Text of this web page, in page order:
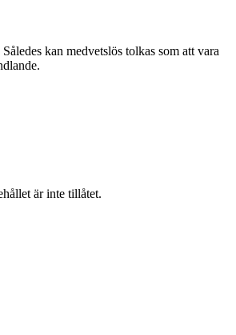
kan medvetslös tolkas som att vara
är inte tillåtet.